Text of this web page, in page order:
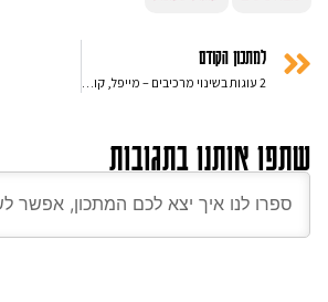
למתכון הקודם
שתפו אותנו בתגובות